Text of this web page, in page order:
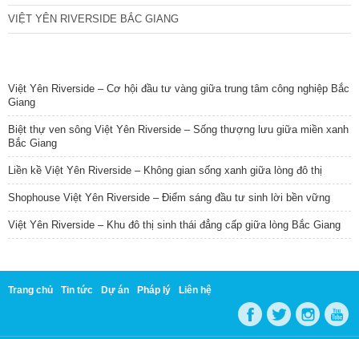
VIỆT YÊN RIVERSIDE BẮC GIANG
Việt Yên Riverside – Cơ hội đầu tư vàng giữa trung tâm công nghiệp Bắc
Giang
Biệt thự ven sông Việt Yên Riverside – Sống thượng lưu giữa miền xanh
Bắc Giang
Liền kề Việt Yên Riverside – Không gian sống xanh giữa lòng đô thị
Shophouse Việt Yên Riverside – Điểm sáng đầu tư sinh lời bền vững
Việt Yên Riverside – Khu đô thị sinh thái đẳng cấp giữa lòng Bắc Giang
Trang chủ Tin tức Dự án Pháp lý Liên hệ